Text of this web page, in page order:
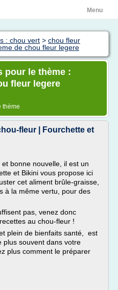
Menu
: chou vert > chou fleur
de chou fleur legere
pour le thème :
fleur legere
thème
fleur | Fourchette et
bonne nouvelle, il est un
et Bikini vous propose ici
cet aliment brûle-graisse,
à la même vertu, pour des
pas, venez donc
au chou-fleur !
plein de bienfaits santé, est
plus souvent dans votre
plus comment le préparer